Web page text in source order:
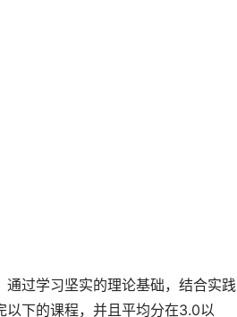
过学习坚实的理论基础，结合实践
下的课程，并且平均分在3.0以